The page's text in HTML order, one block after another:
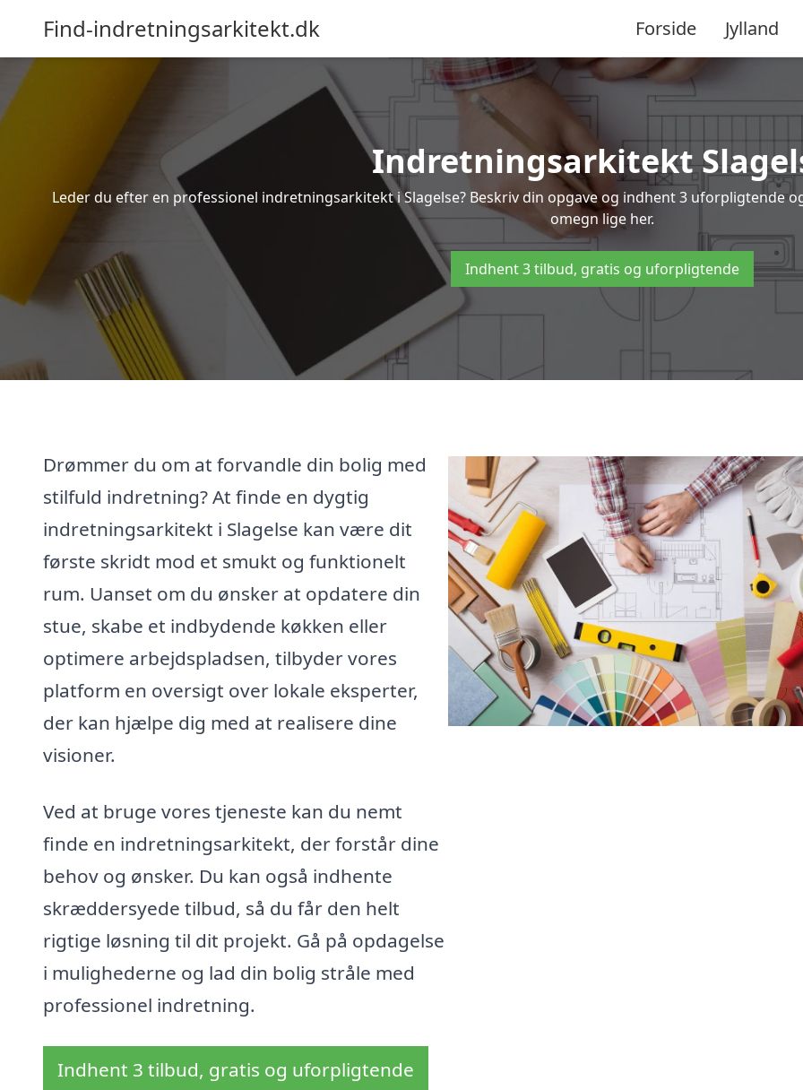
Find-indretningsarkitekt.dk Forside Jylland
Indretningsarkitekt
Leder du efter en professionel indretningsarkitekt i Slagelse? Beskriv din opgave og indhent 3 uforpligtende
omegn lige her.
Indhent 3 tilbud, gratis og uforpligtende
Drømmer du om at forvandle din bolig med
stilfuld indretning? At finde en dygtig
indretningsarkitekt i Slagelse kan være dit
første skridt mod et smukt og funktionelt
rum. Uanset om du ønsker at opdatere din
stue, skabe et indbydende køkken eller
optimere arbejdspladsen, tilbyder vores
platform en oversigt over lokale eksperter,
der kan hjælpe dig med at realisere dine
visioner.
Ved at bruge vores tjeneste kan du nemt
finde en indretningsarkitekt, der forstår dine
behov og ønsker. Du kan også indhente
skræddersyede tilbud, så du får den helt
rigtige løsning til dit projekt. Gå på opdagelse
i mulighederne og lad din bolig stråle med
professionel indretning.
Indhent 3 tilbud, gratis og uforpligtende